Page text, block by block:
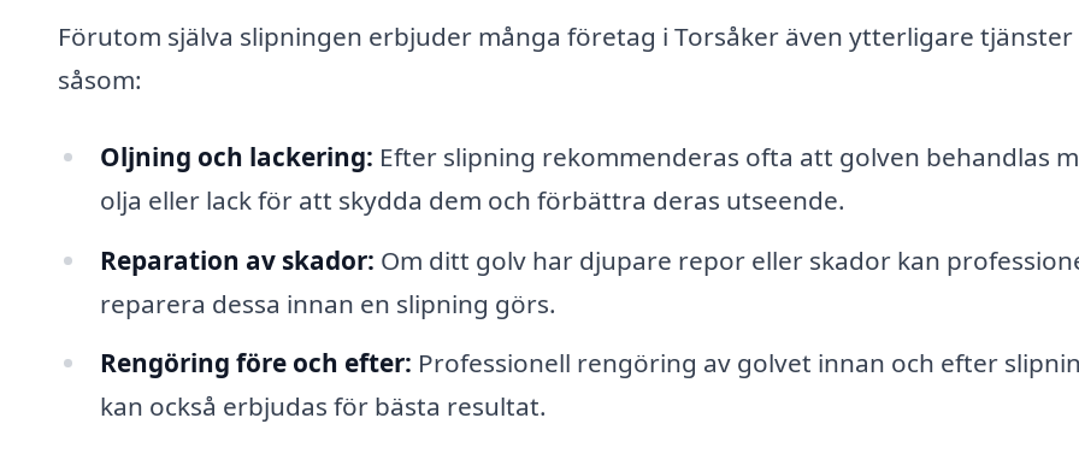
Förutom själva slipningen erbjuder många företag i Torsåker även ytterligare tjänster
såsom:
Oljning och lackering: Efter slipning rekommenderas ofta att golven behandlas
olja eller lack för att skydda dem och förbättra deras utseende.
Reparation av skador: Om ditt golv har djupare repor eller skador kan
reparera dessa innan en slipning görs.
Rengöring före och efter: Professionell rengöring av golvet innan och efter
kan också erbjudas för bästa resultat.